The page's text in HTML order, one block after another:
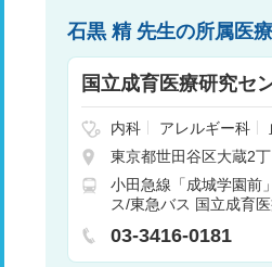
石黒 精 先生の所属医
国立成育医療研究セ
内科 アレルギー科
神経内科
脳神経外
整形外科
形成外科
科
リハビリテーショ
酔科
呼吸器内科 循
東京都世田谷区大蔵2
小田急線「成城学園前
ス/東急バス 国立成育
03-3416-0181